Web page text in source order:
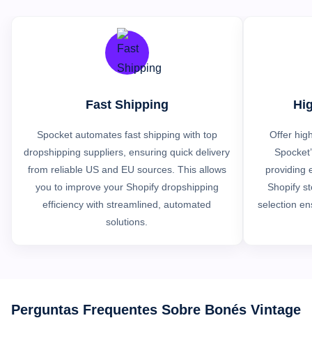
Fast Shipping
Spocket automates fast shipping with top
dropshipping suppliers, ensuring quick delivery
from reliable US and EU sources. This allows
you to improve your Shopify dropshipping
efficiency with streamlined, automated
solutions.
Offer
providing
Shopify
selection
Perguntas Frequentes Sobre Bonés Vintage